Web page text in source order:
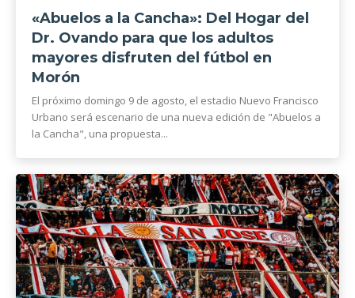
«Abuelos a la Cancha»: Del Hogar del
Dr. Ovando para que los adultos
mayores disfruten del fútbol en
Morón
El próximo domingo 9 de agosto, el estadio Nuevo Francisco
Urbano será escenario de una nueva edición de "Abuelos a
la Cancha", una propuesta...